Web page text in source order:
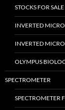
STOCKS FOR SALE
INVERTED
INVERTED
OLYMPUS
SPECTROMETER
SPECTROMETER